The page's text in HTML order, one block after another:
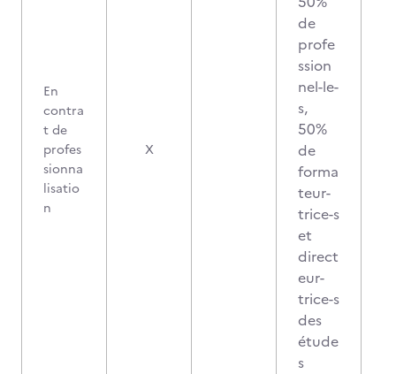
En
contra
t de
profes
sionna
lisatio
n
X
de
profe
ssion
nel-le-
s,
50%
de
forma
teur-
trice-s
et
direct
eur-
trice-s
des
étude
s